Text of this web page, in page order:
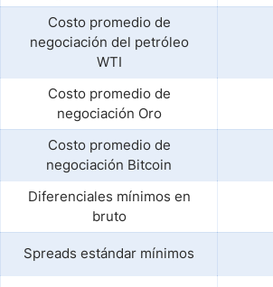
Costo promedio de
negociación del petróleo
WTI
Costo promedio de
negociación Oro
Costo promedio de
negociación Bitcoin
Diferenciales mínimos en
bruto
Spreads estándar mínimos